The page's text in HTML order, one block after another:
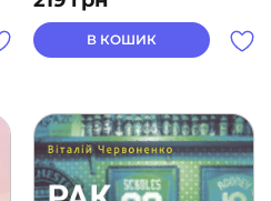
В КОШИК